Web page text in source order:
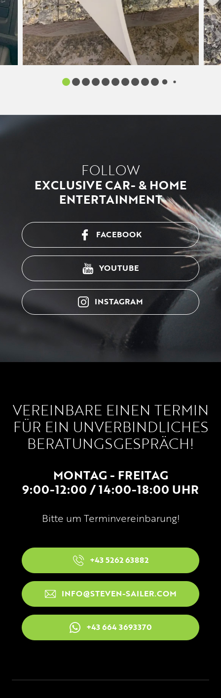
FOLLOW
EXCLUSIVE CAR- & HOME
ENTERTAINMENT
FACEBOOK
YOUTUBE
INSTAGRAM
VEREINBARE EINEN TERMIN
FÜR EIN UNVERBINDLICHES
BERATUNGSGESPRÄCH!
MONTAG - FREITAG
9:00-12:00 / 14:00-18:00 UHR
Bitte um Terminvereinbarung!
+43 5262 63882
INFO@STEVEN-SAILER.COM
+43 664 3693370